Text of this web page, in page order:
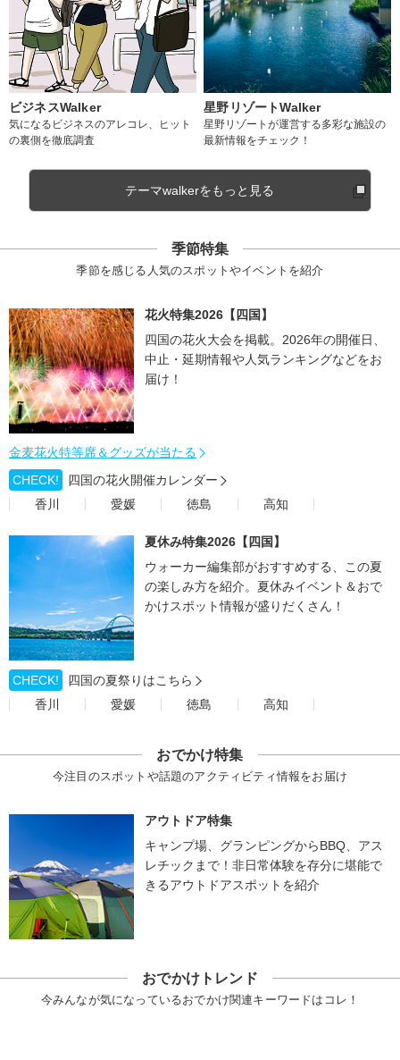
ビジネスWalker
気になるビジネスのアレコレ、ヒット
の裏側を徹底調査
星野リゾートWalker
星野リゾートが運営する多彩な施設の
最新情報をチェック！
テーマwalkerをもっと見る
季節特集
季節を感じる人気のスポットやイベントを紹介
花火特集2026【四国】
四国の花火大会を掲載。2026年の開催日、
中止・延期情報や人気ランキングなどをお
届け！
金麦花火特等席＆グッズが当たる
CHECK!
四国の花火開催カレンダー
香川
愛媛 徳島 高知
夏休み特集2026【四国】
ウォーカー編集部がおすすめする、この夏
の楽しみ方を紹介。夏休みイベント＆おで
かけスポット情報が盛りだくさん！
CHECK!
四国の夏祭りはこちら
香川
愛媛 徳島 高知
おでかけ特集
今注目のスポットや話題のアクティビティ情報をお届け
アウトドア特集
キャンプ場、グランピングからBBQ、アス
レチックまで！非日常体験を存分に堪能で
きるアウトドアスポットを紹介
おでかけトレンド
今みんなが気になっているおでかけ関連キーワードはコレ！